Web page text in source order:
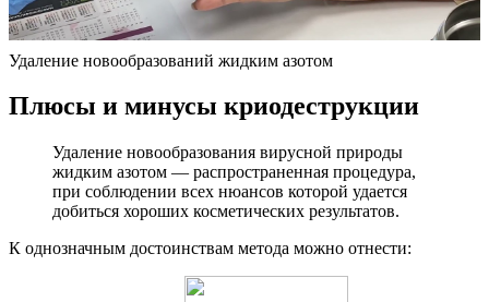
Удаление новообразований жидким азотом
Плюсы и минусы криодеструкции
Удаление новообразования вирусной природы
жидким азотом — распространенная процедура,
при соблюдении всех нюансов которой удается
добиться хороших косметических результатов.
К однозначным достоинствам метода можно отнести: